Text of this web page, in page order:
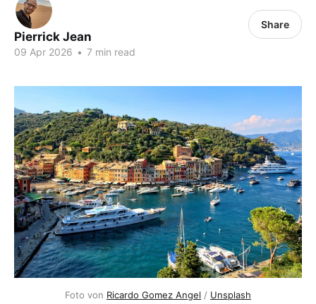
Pierrick Jean
09 Apr 2026 • 7 min read
Share
Foto von Ricardo Gomez Angel / Unsplash